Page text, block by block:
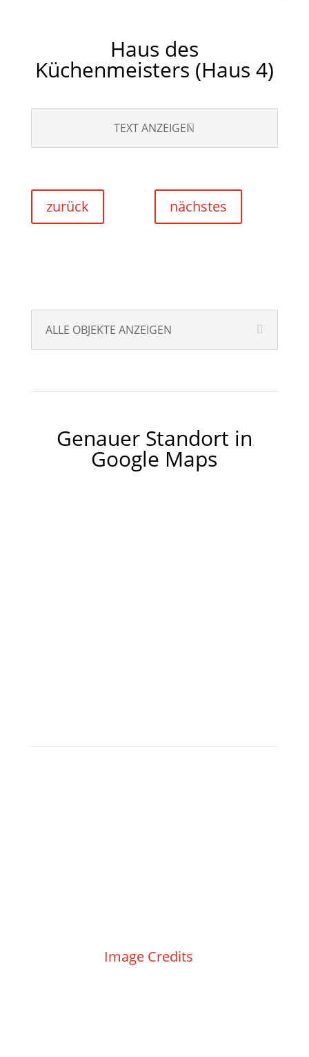
Haus des
Küchenmeisters (Haus 4)
TEXT ANZEIGEN
zurück nächstes
ALLE OBJEKTE ANZEIGEN
Genauer Standort in
Google Maps
Image Credits